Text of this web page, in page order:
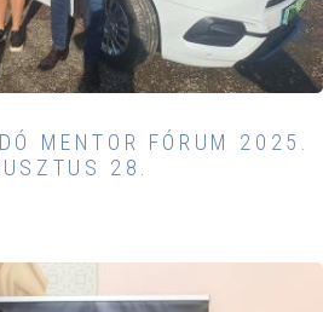
MENTOR FÓRUM 2025.
28.